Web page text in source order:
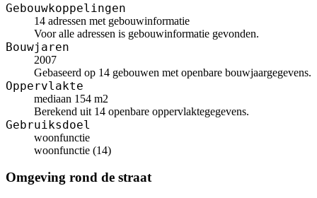
Gebouwkoppelingen
14 adressen met gebouwinformatie
Voor alle adressen is gebouwinformatie gevonden.
Bouwjaren
2007
Gebaseerd op 14 gebouwen met openbare bouwjaargegevens.
Oppervlakte
mediaan 154 m2
Berekend uit 14 openbare oppervlaktegegevens.
Gebruiksdoel
woonfunctie
woonfunctie (14)
Omgeving rond de straat